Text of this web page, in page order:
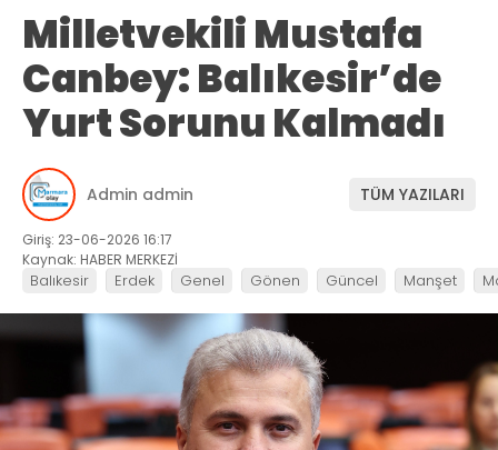
Milletvekili Mustafa
Canbey: Balıkesir’de
Yurt Sorunu Kalmadı
Admin admin TÜM YAZILARI
Giriş: 23-06-2026 16:17
Kaynak: HABER MERKEZİ
Balıkesir Erdek Genel Gönen Güncel Manşet